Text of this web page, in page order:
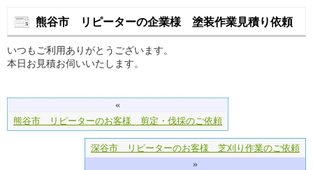
熊谷市 リピーターの企業様 塗装作業見積り依頼
いつもご利用ありがとうございます。
本日お見積お伺いいたします。
«
熊谷市 リピーターのお客様 剪定・伐採のご依頼
深谷市 リピーターのお客様 芝刈り作業のご依頼
»